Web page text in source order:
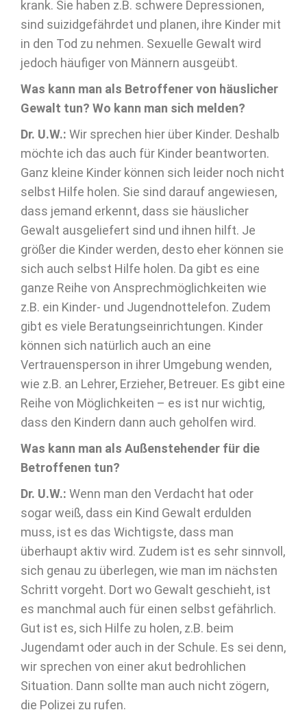
krank. Sie haben z.B. schwere Depressionen,
sind suizidgefährdet und planen, ihre Kinder mit
in den Tod zu nehmen. Sexuelle Gewalt wird
jedoch häufiger von Männern ausgeübt.
Was kann man als Betroffener von häuslicher
Gewalt tun? Wo kann man sich melden?
Dr. U.W.: Wir sprechen hier über Kinder. Deshalb
möchte ich das auch für Kinder beantworten.
Ganz kleine Kinder können sich leider noch nicht
selbst Hilfe holen. Sie sind darauf angewiesen,
dass jemand erkennt, dass sie häuslicher
Gewalt ausgeliefert sind und ihnen hilft. Je
größer die Kinder werden, desto eher können sie
sich auch selbst Hilfe holen. Da gibt es eine
ganze Reihe von Ansprechmöglichkeiten wie
z.B. ein Kinder- und Jugendnottelefon. Zudem
gibt es viele Beratungseinrichtungen. Kinder
können sich natürlich auch an eine
Vertrauensperson in ihrer Umgebung wenden,
wie z.B. an Lehrer, Erzieher, Betreuer. Es gibt eine
Reihe von Möglichkeiten – es ist nur wichtig,
dass den Kindern dann auch geholfen wird.
Was kann man als Außenstehender für die
Betroffenen tun?
Dr. U.W.: Wenn man den Verdacht hat oder
sogar weiß, dass ein Kind Gewalt erdulden
muss, ist es das Wichtigste, dass man
überhaupt aktiv wird. Zudem ist es sehr sinnvoll,
sich genau zu überlegen, wie man im nächsten
Schritt vorgeht. Dort wo Gewalt geschieht, ist
es manchmal auch für einen selbst gefährlich.
Gut ist es, sich Hilfe zu holen, z.B. beim
Jugendamt oder auch in der Schule. Es sei denn,
wir sprechen von einer akut bedrohlichen
Situation. Dann sollte man auch nicht zögern,
die Polizei zu rufen.